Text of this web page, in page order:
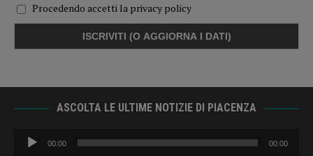
Procedendo accetti la privacy policy
ASCOLTA LE ULTIME NOTIZIE DI PIACENZA
Audio
Player
00:00 00:00